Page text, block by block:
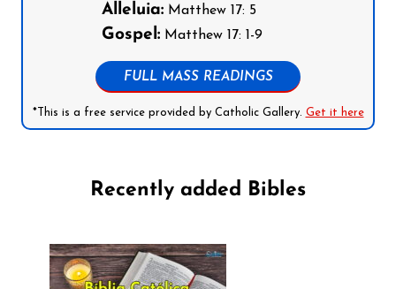
Alleluia:Matthew 17: 5
Gospel:Matthew 17: 1-9
FULL MASS READINGS
*This is a free service provided by Catholic Gallery. Get it here
Recently added Bibles